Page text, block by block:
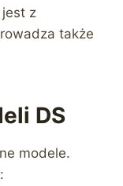
jest z
także
DS
modele.